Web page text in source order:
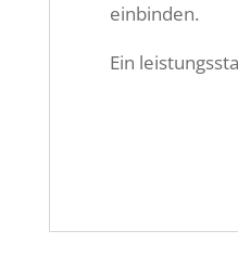
einbinden.
Ein